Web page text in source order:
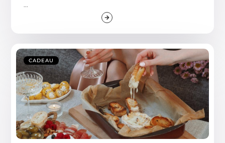
CADEAU